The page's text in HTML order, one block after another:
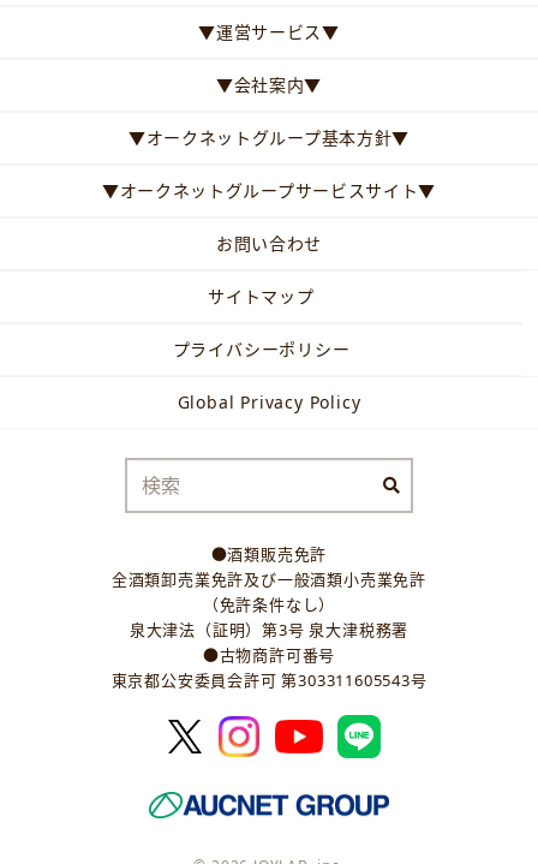
▼運営サービス▼
▼会社案内▼
▼オークネットグループ基本方針▼
▼オークネットグループサービスサイト▼
お問い合わせ
サイトマップ
プライバシーポリシー
Global Privacy Policy
●酒類販売免許
全酒類卸売業免許及び一般酒類小売業免許
（免許条件なし）
泉大津法（証明）第3号 泉大津税務署
●古物商許可番号
東京都公安委員会許可 第303311605543号